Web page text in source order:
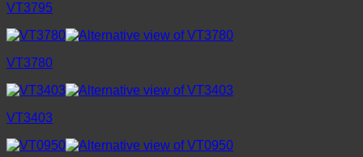
VT3795
VT3780
VT3403